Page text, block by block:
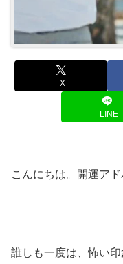
X
LINE
こんにちは。開運ア
誰しも一度は、怖い